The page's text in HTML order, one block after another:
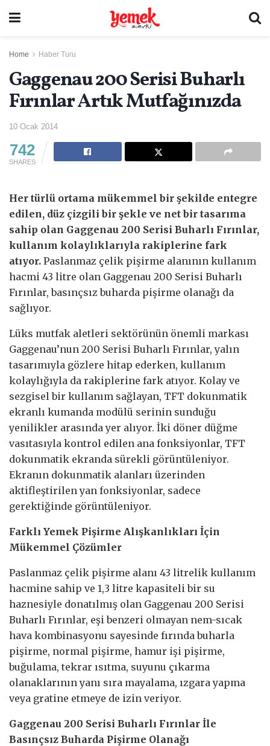
Home Haber Turu
Gaggenau 200 Serisi Buharlı
Fırınlar Artık Mutfağınızda
10 Ocak 2014
742
SHARES
Her türlü ortama mükemmel bir şekilde entegre
edilen, düz çizgili bir şekle ve net bir tasarıma
sahip olan Gaggenau 200 Serisi Buharlı Fırınlar,
kullanım kolaylıklarıyla rakiplerine fark
atıyor. Paslanmaz çelik pişirme alanının kullanım
hacmi 43 litre olan Gaggenau 200 Serisi Buharlı
Fırınlar, basınçsız buharda pişirme olanağı da
sağlıyor.
Lüks mutfak aletleri sektörünün önemli markası
Gaggenau’nun 200 Serisi Buharlı Fırınlar, yalın
tasarımıyla gözlere hitap ederken, kullanım
kolaylığıyla da rakiplerine fark atıyor. Kolay ve
sezgisel bir kullanım sağlayan, TFT dokunmatik
ekranlı kumanda modülü serinin sunduğu
yenilikler arasında yer alıyor. İki döner düğme
vasıtasıyla kontrol edilen ana fonksiyonlar, TFT
dokunmatik ekranda sürekli görüntüleniyor.
Ekranın dokunmatik alanları üzerinden
aktifleştirilen yan fonksiyonlar, sadece
gerektiğinde görüntüleniyor.
Farklı Yemek Pişirme Alışkanlıkları İçin
Mükemmel Çözümler
Paslanmaz çelik pişirme alanı 43 litrelik kullanım
hacmine sahip ve 1,3 litre kapasiteli bir su
haznesiyle donatılmış olan Gaggenau 200 Serisi
Buharlı Fırınlar, eşi benzeri olmayan nem-sıcak
hava kombinasyonu sayesinde fırında buharla
pişirme, normal pişirme, hamur işi pişirme,
buğulama, tekrar ısıtma, suyunu çıkarma
olanaklarının yanı sıra mayalama, ızgara yapma
veya gratine etmeye de izin veriyor.
Gaggenau 200 Serisi Buharlı Fırınlar İle
Basınçsız Buharda Pişirme Olanağı